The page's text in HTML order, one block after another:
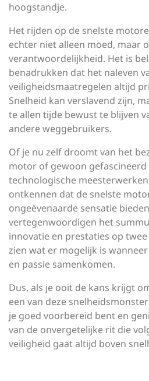
hoogstandje.
Het rijden op de snelste
echter niet alleen moed, maar
verantwoordelijkheid. Het is
benadrukken dat het naleven
veiligheidsmaatregelen altijd
Snelheid kan verslavend zijn,
te allen tijde bewust te blijven
andere weggebruikers.
Of je nu zelf droomt van het
motor of gewoon
technologische
ontkennen dat de snelste
ongeëvenaarde sensatie
vertegenwoordigen het
innovatie en prestaties op
zien wat er mogelijk is
en passie samenkomen.
Dus, als je ooit de kans krijgt
een van deze
je goed voorbereid bent en
van de onvergetelijke rit die
veiligheid gaat altijd boven